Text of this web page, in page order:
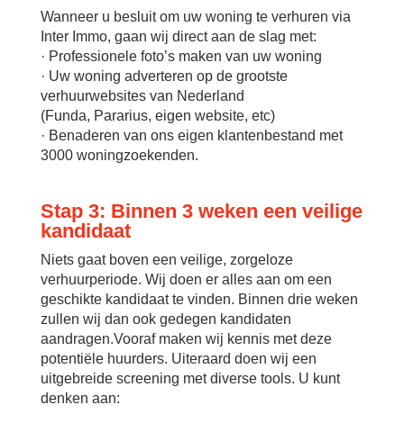
Wanneer u besluit om uw woning te verhuren via
Inter Immo, gaan wij direct aan de slag met:
· Professionele foto’s maken van uw woning
· Uw woning adverteren op de grootste
verhuurwebsites van Nederland
(Funda, Pararius, eigen website, etc)
· Benaderen van ons eigen klantenbestand met
3000 woningzoekenden.
Stap 3: Binnen 3 weken een veilige
kandidaat
Niets gaat boven een veilige, zorgeloze
verhuurperiode. Wij doen er alles aan om een
geschikte kandidaat te vinden. Binnen drie weken
zullen wij dan ook gedegen kandidaten
aandragen.Vooraf maken wij kennis met deze
potentiële huurders. Uiteraard doen wij een
uitgebreide screening met diverse tools. U kunt
denken aan: